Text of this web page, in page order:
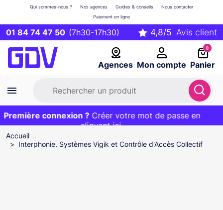
01 84 74 47 50 (7h30-17h30)
Agences Mon compte
Qui sommes-nous ? Nos agences Guides & conseils
Nous contacter
Paiement en ligne
0
Panier
Première commande ?20€ OFFERT sur votre panier
et livraison 24/48h gratuite avec le codeBIENVENUE
connexion ? Créer votre mot de passe en
cliquant ici
EXCLU WEB :
Accueil
Interphonie, Systèmes Vigik et Contrôle d'Accès Collectif